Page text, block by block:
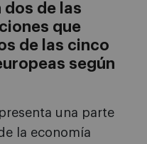
dos de las
que
de las cinco
según
una parte
la economía